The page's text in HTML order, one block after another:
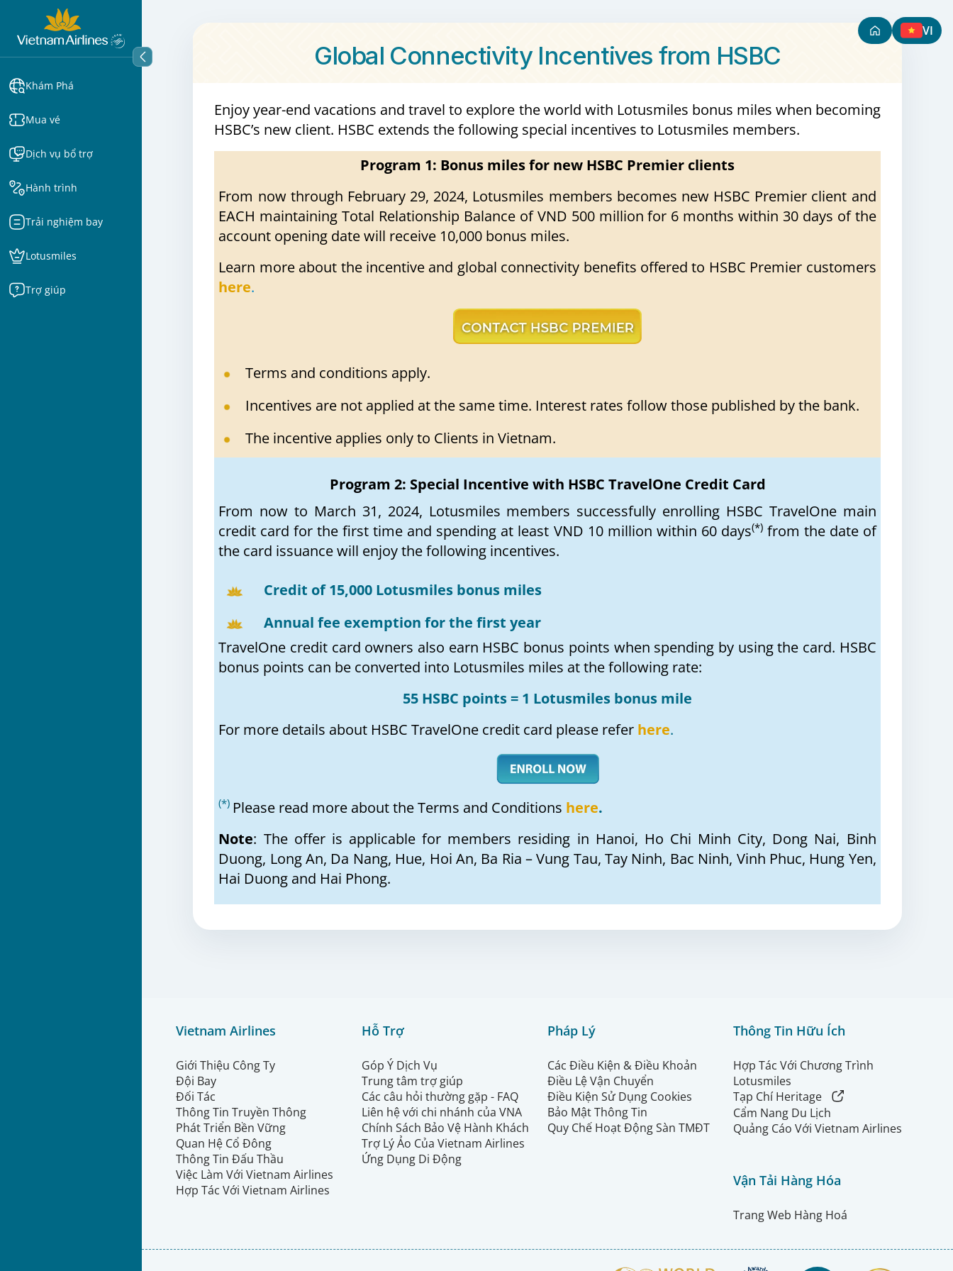
Khám Phá
Mua vé
Dịch vụ bổ trợ
Hành trình
Trải nghiệm bay
Lotusmiles
Trợ giúp
VI
Global Connectivity Incentives from HSBC
Enjoy year-end vacations and travel to explore the world with Lotusmiles bonus miles when becoming
HSBC’s new client. HSBC extends the following special incentives to Lotusmiles members.
Program 1: Bonus miles for new HSBC Premier clients
From now through February 29, 2024, Lotusmiles members becomes new HSBC Premier client and
EACH maintaining Total Relationship Balance of VND 500 million for 6 months within 30 days of the
account opening date will receive 10,000 bonus miles.
Learn more about the incentive and global connectivity benefits offered to HSBC Premier customers
here.
Terms and conditions apply.
Incentives are not applied at the same time. Interest rates follow those published by the bank.
The incentive applies only to Clients in Vietnam.
Program 2: Special Incentive with HSBC TravelOne Credit Card
From now to March 31, 2024, Lotusmiles members successfully enrolling HSBC TravelOne main
credit card for the first time and spending at least VND 10 million within 60 days(*)from the date of
the card issuance will enjoy the following incentives.
Credit of 15,000 Lotusmiles bonus miles
Annual fee exemption for the first year
TravelOne credit card owners also earn HSBC bonus points when spending by using the card. HSBC
bonus points can be converted into Lotusmiles miles at the following rate:
55 HSBC points = 1 Lotusmiles bonus mile
For more details about HSBC TravelOne credit card please refer here.
(*) Please read more about the Terms and Conditions here.
Note: The offer is applicable for members residing in Hanoi, Ho Chi Minh City, Dong Nai, Binh
Duong, Long An, Da Nang, Hue, Hoi An, Ba Ria – Vung Tau, Tay Ninh, Bac Ninh, Vinh Phuc, Hung Yen,
Hai Duong and Hai Phong.
Vietnam Airlines
Giới Thiệu Công Ty
Đội Bay
Đối Tác
Thông Tin Truyền Thông
Phát Triển Bền Vững
Quan Hệ Cổ Đông
Thông Tin Đấu Thầu
Việc Làm Với Vietnam Airlines
Hợp Tác Với Vietnam Airlines
Hỗ Trợ
Góp Ý Dịch Vụ
Trung tâm trợ giúp
Các câu hỏi thường gặp - FAQ
Liên hệ với chi nhánh của VNA
Chính Sách Bảo Vệ Hành Khách
Trợ Lý Ảo Của Vietnam Airlines
Ứng Dụng Di Động
Pháp Lý
Các Điều Kiện & Điều Khoản
Điều Lệ Vận Chuyển
Điều Kiện Sử Dụng Cookies
Bảo Mật Thông Tin
Quy Chế Hoạt Động Sàn TMĐT
Thông Tin Hữu Ích
Hợp Tác Với Chương Trình
Lotusmiles
Tạp Chí Heritage
Cẩm Nang Du Lịch
Quảng Cáo Với Vietnam Airlines
Vận Tải Hàng Hóa
Trang Web Hàng Hoá